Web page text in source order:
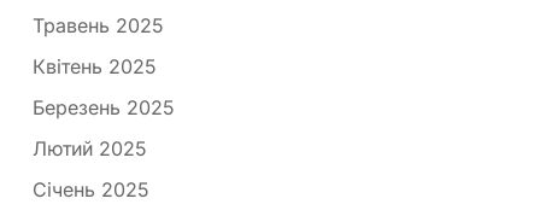
Травень 2025
Квітень 2025
Березень 2025
Лютий 2025
Січень 2025